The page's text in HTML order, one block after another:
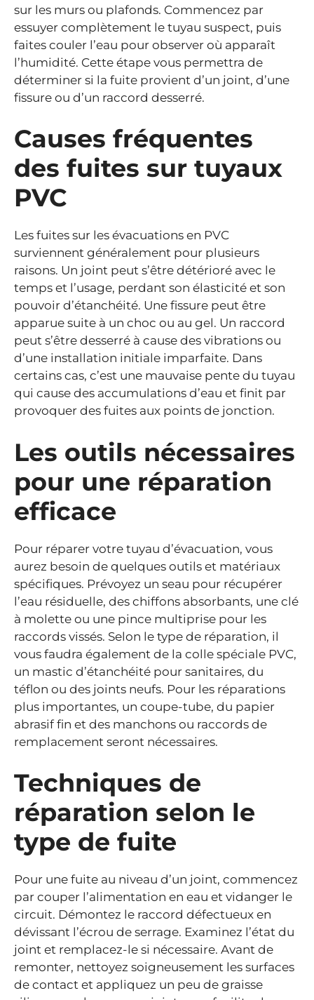
sur les murs ou plafonds. Commencez par
essuyer complètement le tuyau suspect, puis
faites couler l’eau pour observer où apparaît
l’humidité. Cette étape vous permettra de
déterminer si la fuite provient d’un joint, d’une
fissure ou d’un raccord desserré.
Causes fréquentes
des fuites sur tuyaux
PVC
Les fuites sur les évacuations en PVC
surviennent généralement pour plusieurs
raisons. Un joint peut s’être détérioré avec le
temps et l’usage, perdant son élasticité et son
pouvoir d’étanchéité. Une fissure peut être
apparue suite à un choc ou au gel. Un raccord
peut s’être desserré à cause des vibrations ou
d’une installation initiale imparfaite. Dans
certains cas, c’est une mauvaise pente du tuyau
qui cause des accumulations d’eau et finit par
provoquer des fuites aux points de jonction.
Les outils nécessaires
pour une réparation
efficace
Pour réparer votre tuyau d’évacuation, vous
aurez besoin de quelques outils et matériaux
spécifiques. Prévoyez un seau pour récupérer
l’eau résiduelle, des chiffons absorbants, une clé
à molette ou une pince multiprise pour les
raccords vissés. Selon le type de réparation, il
vous faudra également de la colle spéciale PVC,
un mastic d’étanchéité pour sanitaires, du
téflon ou des joints neufs. Pour les réparations
plus importantes, un coupe-tube, du papier
abrasif fin et des manchons ou raccords de
remplacement seront nécessaires.
Techniques de
réparation selon le
type de fuite
Pour une fuite au niveau d’un joint, commencez
par couper l’alimentation en eau et vidanger le
circuit. Démontez le raccord défectueux en
dévissant l’écrou de serrage. Examinez l’état du
joint et remplacez-le si nécessaire. Avant de
remonter, nettoyez soigneusement les surfaces
de contact et appliquez un peu de graisse